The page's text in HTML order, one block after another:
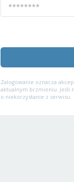
Zalogowanie oznacza
aktualnym brzmieniu. Jeśli
o niekorzystanie z serwisu.